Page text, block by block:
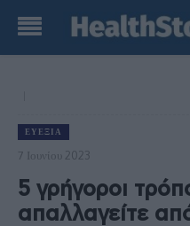
ΕΥΕΞΊΑ
7 Ιουνίου 2023
5 γρήγοροι
απαλλαγείτε